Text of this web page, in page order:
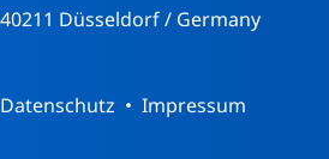
40211 Düsseldorf / Germany
Datenschutz Impressum